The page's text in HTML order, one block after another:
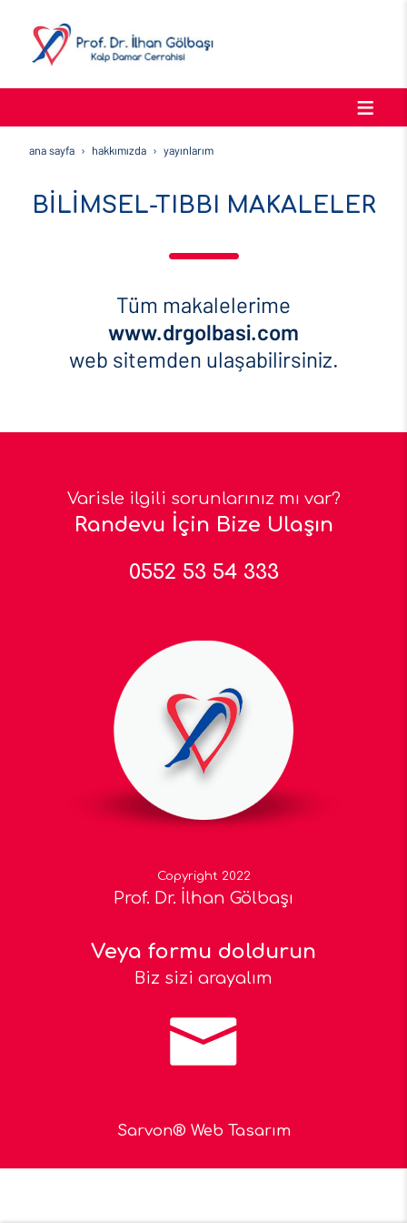
ana sayfa hakkimizda yayinlarim
BİLİMSEL-TIBBI MAKALELER
Tüm makalelerime
www.drgolbasi.com
web sitemden ulaşabilirsiniz.
Varisle ilgili sorunlarınız mı var?
Randevu İçin Bize Ulaşın
0552 53 54 333
Copyright 2022
Prof. Dr. İlhan Gölbaşı
Veya formu doldurun
Biz sizi arayalım
Sarvon® Web Tasarım